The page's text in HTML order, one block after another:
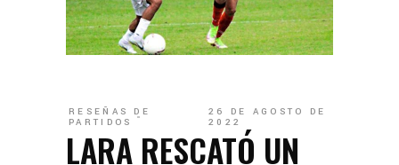
RESEÑAS DE
PARTIDOS
26 DE AGOSTO DE
2022
LARA RESCATÓ UN